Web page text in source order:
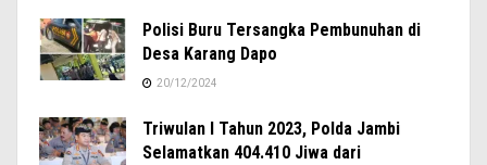
Polisi Buru Tersangka Pembunuhan di
Desa Karang Dapo
20/12/2024
Triwulan I Tahun 2023, Polda Jambi
Selamatkan 404.410 Jiwa dari